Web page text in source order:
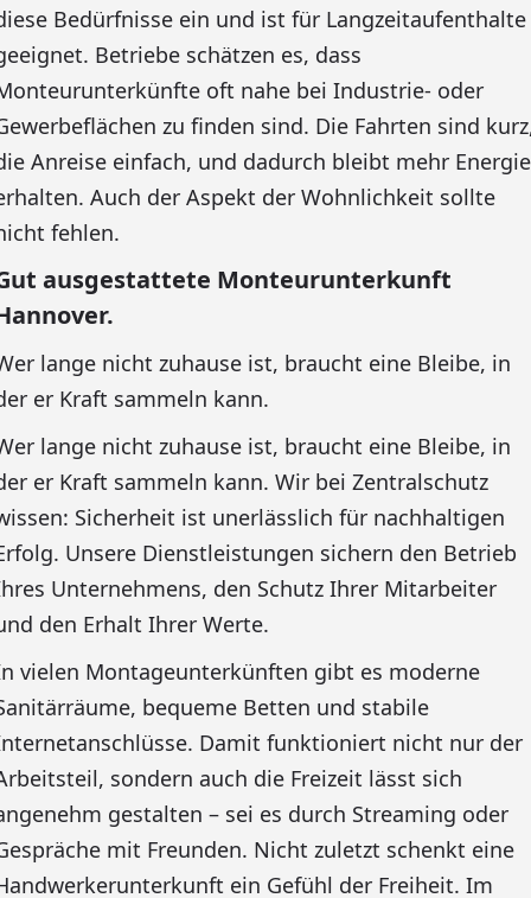
Bedürfnisse ein und ist für Langzeitaufenthalte
Betriebe schätzen es, dass
oft nahe bei Industrie- oder
zu finden sind. Die Fahrten sind
Anreise einfach, und dadurch bleibt mehr Energie
Auch der Aspekt der Wohnlichkeit sollte
fehlen.
ausgestattete Monteurunterkunft
lange nicht zuhause ist, braucht eine Bleibe, in
er Kraft sammeln kann.
lange nicht zuhause ist, braucht eine Bleibe, in
er Kraft sammeln kann. Wir bei Zentralschutz
Sicherheit ist unerlässlich für nachhaltigen
Unsere Dienstleistungen sichern den Betrieb
Unternehmens, den Schutz Ihrer Mitarbeiter
den Erhalt Ihrer Werte.
vielen Montageunterkünften gibt es moderne
bequeme Betten und stabile
Damit funktioniert nicht nur der
sondern auch die Freizeit lässt sich
gestalten – sei es durch Streaming oder
mit Freunden. Nicht zuletzt schenkt eine
ein Gefühl der Freiheit. Im